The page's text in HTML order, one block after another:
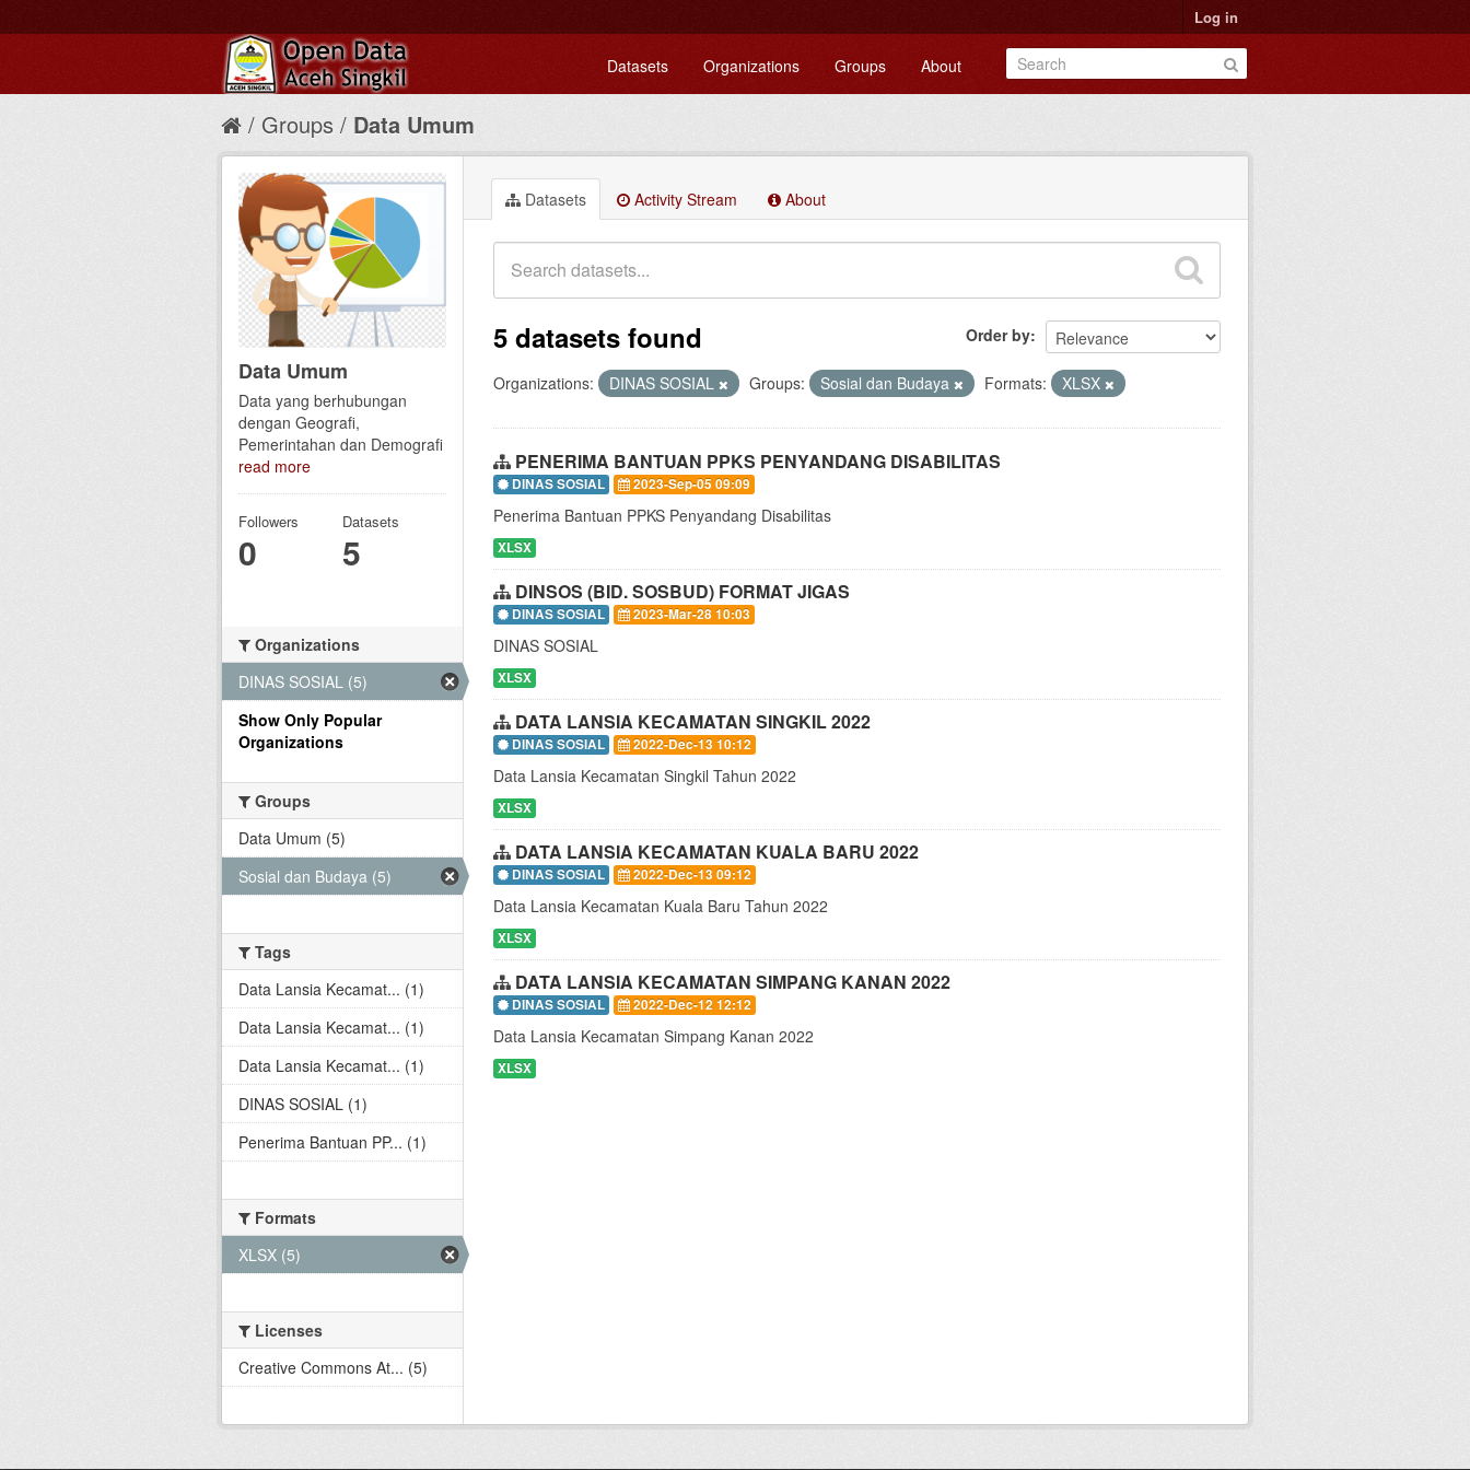
Log in
Datasets Organizations Groups About
Groups Data Umum
Datasets Activity Stream About
Order by
5 datasets found
Organizations: DINAS SOSIAL Groups: Sosial dan Budaya Formats: XLSX
PENERIMA BANTUAN PPKS PENYANDANG DISABILITAS
DINAS SOSIAL 2023-Sep-05 09:09
Penerima Bantuan PPKS Penyandang Disabilitas
XLSX
DINSOS (BID. SOSBUD) FORMAT JIGAS
DINAS SOSIAL 2023-Mar-28 10:03
DINAS SOSIAL
XLSX
DATA LANSIA KECAMATAN SINGKIL 2022
DINAS SOSIAL 2022-Dec-13 10:12
Data Lansia Kecamatan Singkil Tahun 2022
XLSX
DATA LANSIA KECAMATAN KUALA BARU 2022
DINAS SOSIAL 2022-Dec-13 09:12
Data Lansia Kecamatan Kuala Baru Tahun 2022
XLSX
DATA LANSIA KECAMATAN SIMPANG KANAN 2022
DINAS SOSIAL 2022-Dec-12 12:12
Data Lansia Kecamatan Simpang Kanan 2022
XLSX
Data Umum
Data yang berhubungan
dengan Geografi,
Pemerintahan dan Demografi
read more
Followers
0
Datasets
5
Organizations
DINAS SOSIAL (5)
Show Only Popular
Organizations
Groups
Data Umum (5)
Sosial dan Budaya (5)
Tags
Data Lansia Kecamat... (1)
Data Lansia Kecamat... (1)
Data Lansia Kecamat... (1)
DINAS SOSIAL (1)
Penerima Bantuan PP... (1)
Formats
XLSX (5)
Licenses
Creative Commons At... (5)